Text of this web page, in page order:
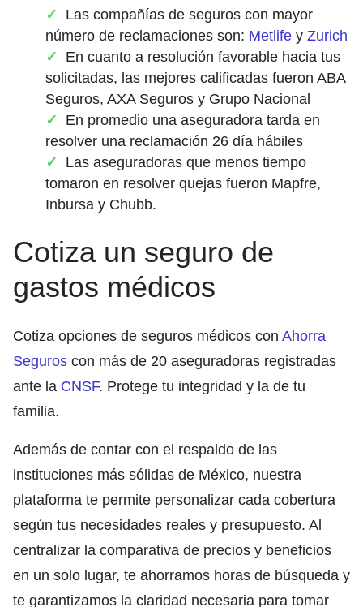
Las compañías de seguros con mayor
número de reclamaciones son: Metlife y Zurich
En cuanto a resolución favorable hacia tus
solicitadas, las mejores calificadas fueron ABA
Seguros, AXA Seguros y Grupo Nacional
En promedio una aseguradora tarda en
resolver una reclamación 26 día hábiles
Las aseguradoras que menos tiempo
tomaron en resolver quejas fueron Mapfre,
Inbursa y Chubb.
Cotiza un seguro de
gastos médicos
Cotiza opciones de seguros médicos con Ahorra
Seguros con más de 20 aseguradoras registradas
ante la CNSF. Protege tu integridad y la de tu
familia.
Además de contar con el respaldo de las
instituciones más sólidas de México, nuestra
plataforma te permite personalizar cada cobertura
según tus necesidades reales y presupuesto. Al
centralizar la comparativa de precios y beneficios
en un solo lugar, te ahorramos horas de búsqueda y
te garantizamos la claridad necesaria para tomar